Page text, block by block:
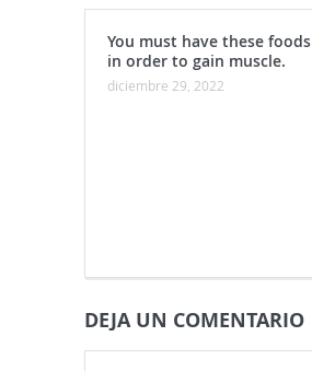
You must have these foods
in order to gain muscle.
diciembre 29, 2022
DEJA UN COMENTARIO